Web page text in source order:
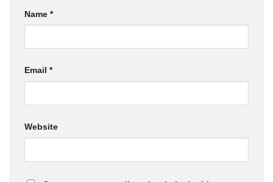
Name *
Email *
Website